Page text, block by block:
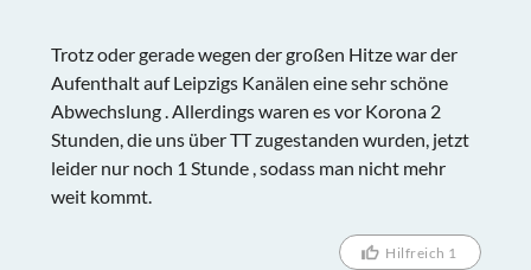
Trotz oder gerade wegen der großen Hitze war der
Aufenthalt auf Leipzigs Kanälen eine sehr schöne
Abwechslung . Allerdings waren es vor Korona 2
Stunden, die uns über TT zugestanden wurden, jetzt
leider nur noch 1 Stunde , sodass man nicht mehr
weit kommt.
Hilfreich 1